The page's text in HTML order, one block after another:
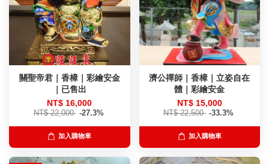
關聖帝君｜香樟｜彩繪安金
｜已售出
NT$ 16,000
NT$ 22,000 -27.3%
加入購物車
濟公禪師｜香樟｜立姿自在
體｜彩繪安金
NT$ 15,000
NT$ 22,500 -33.3%
加入購物車